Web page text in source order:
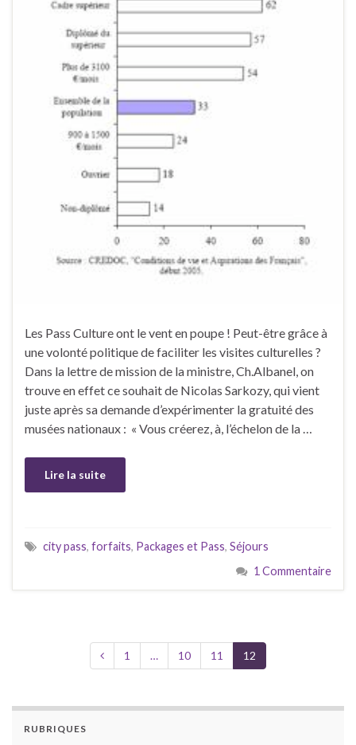
Les Pass Culture ont le vent en poupe ! Peut-être grâce à
une volonté politique de faciliter les visites culturelles ?
Dans la lettre de mission de la ministre, Ch.Albanel, on
trouve en effet ce souhait de Nicolas Sarkozy, qui vient
juste après sa demande d’expérimenter la gratuité des
musées nationaux : « Vous créerez, à, l’échelon de la …
Lire la suite
city pass, forfaits, Packages et Pass, Séjours
1 Commentaire
1 … 10 11 12
RUBRIQUES